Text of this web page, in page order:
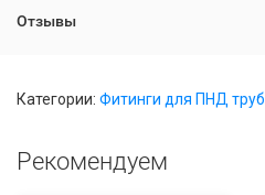
Отзывы
Категории: Фитинги для ПНД труб
Рекомендуем